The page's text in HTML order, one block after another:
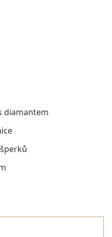
diamantem